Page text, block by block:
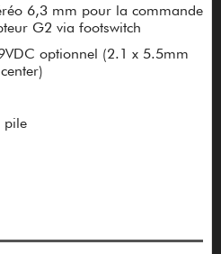
6,3 mm pour la commande
G2 via footswitch
optionnel (2.1 x 5.5mm
pile